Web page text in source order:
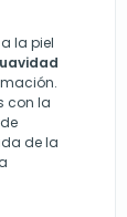
la piel
con la
de la